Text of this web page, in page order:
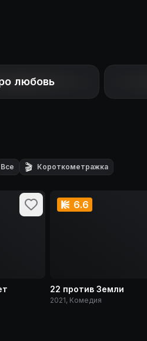
любовь
Все 🎬 Короткометражка
6.6
22 против Земли
2021, Комедия